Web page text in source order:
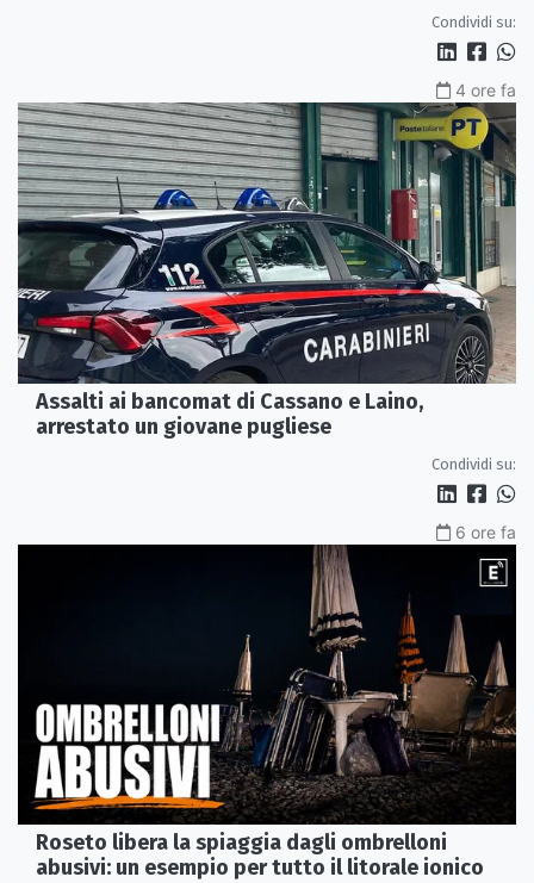
Condividi su:
4 ore fa
Assalti ai bancomat di Cassano e Laino,
arrestato un giovane pugliese
Condividi su:
6 ore fa
Roseto libera la spiaggia dagli ombrelloni
abusivi: un esempio per tutto il litorale ionico